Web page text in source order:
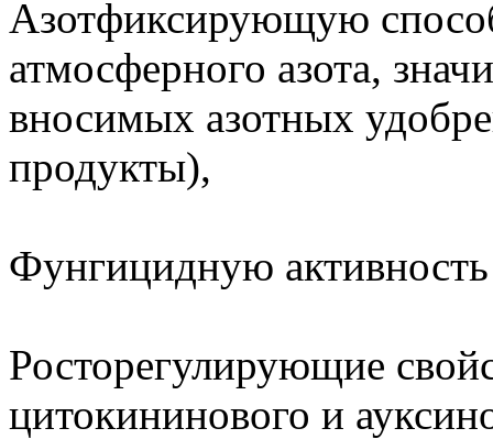
Азотфиксирующую
атмосферного азота,
вносимых азотных
продукты),
Фунгицидную
Росторегулирующие
цитокининового и